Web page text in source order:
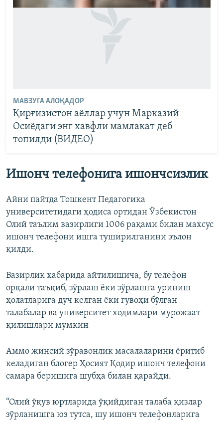
МАВЗУГА АЛОҚАДОР
Қирғизистон аёллар учун Марказий
Осиёдаги энг хавфли мамлакат деб
топилди (ВИДЕО)
Ишонч телефонига ишончсизлик
Айни пайтда Тошкент Педагогика
университетидаги ҳодиса ортидан Ўзбекистон
Олий таълим вазирлиги 1006 рақами билан махсус
ишонч телефони ишга туширилганини эълон
қилди.
Вазирлик хабарида айтилишича, бу телефон
орқали таъқиб, зўрлаш ёки зўрлашга уриниш
ҳолатларига дуч келган ёки гувоҳи бўлган
талабалар ва университет ходимлари мурожаат
қилишлари мумкин
Аммо жинсий зўравонлик масалаларини ёритиб
келадиган блогер Ҳосият Қодир ишонч телефони
самара беришига шубҳа билан қарайди.
“Олий ўқув юртларида ўқийдиган талаба қизлар
зўрланишга юз тутса, шу ишонч телефонларига